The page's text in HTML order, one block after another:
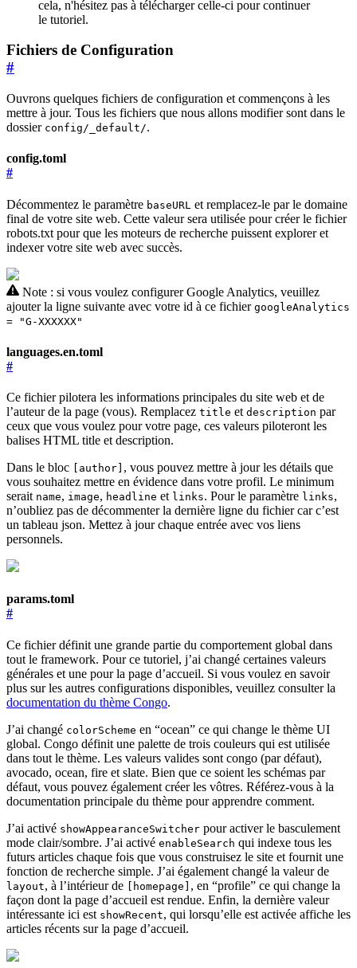
cela, n'hésitez pas à télécharger celle-ci pour continuer
le tutoriel.
Fichiers de Configuration
#
Ouvrons quelques fichiers de configuration et commençons à les
mettre à jour. Tous les fichiers que nous allons modifier sont dans le
dossier config/_default/.
config.toml
#
Décommentez le paramètre baseURL et remplacez-le par le domaine
final de votre site web. Cette valeur sera utilisée pour créer le fichier
robots.txt pour que les moteurs de recherche puissent explorer et
indexer votre site web avec succès.
Note : si vous voulez configurer Google Analytics, veuillez
ajouter la ligne suivante avec votre id à ce fichier googleAnalytics
= "G-XXXXXX"
languages.en.toml
#
Ce fichier pilotera les informations principales du site web et de
l’auteur de la page (vous). Remplacez title et description par
ceux que vous voulez pour votre page, ces valeurs piloteront les
balises HTML title et description.
Dans le bloc
[author] , vous pouvez mettre à jour les détails que
vous souhaitez mettre en évidence dans votre profil. Le minimum
serait name, image, headline et links. Pour le paramètre links,
n’oubliez pas de décommenter la dernière ligne du fichier car c’est
un tableau json. Mettez à jour chaque entrée avec vos liens
personnels.
params.toml
#
Ce fichier définit une grande partie du comportement global dans
tout le framework. Pour ce tutoriel, j’ai changé certaines valeurs
générales et une pour la page d’accueil. Si vous voulez en savoir
plus sur les autres configurations disponibles, veuillez consulter la
documentation du thème Congo.
J’ai changé colorScheme en “ocean” ce qui change le thème UI
global. Congo définit une palette de trois couleurs qui est utilisée
dans tout le thème. Les valeurs valides sont congo (par défaut),
avocado, ocean, fire et slate. Bien que ce soient les schémas par
défaut, vous pouvez également créer les vôtres. Référez-vous à la
documentation principale du thème pour apprendre comment.
J’ai activé showAppearanceSwitcher pour activer le basculement
mode clair/sombre. J’ai activé enableSearch qui indexe tous les
futurs articles chaque fois que vous construisez le site et fournit une
fonction de recherche simple. J’ai également changé la valeur de
layout, à l’intérieur de [homepage] , en “profile” ce qui change la
façon dont la page d’accueil est rendue. Enfin, la dernière valeur
intéressante ici est showRecent, qui lorsqu’elle est activée affiche les
articles récents sur la page d’accueil.